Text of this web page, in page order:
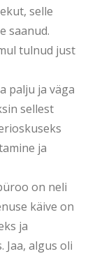
selle
saanud.
tulnud just
palju ja väga
sellest
ja
on neli
käive on
ja
algus oli